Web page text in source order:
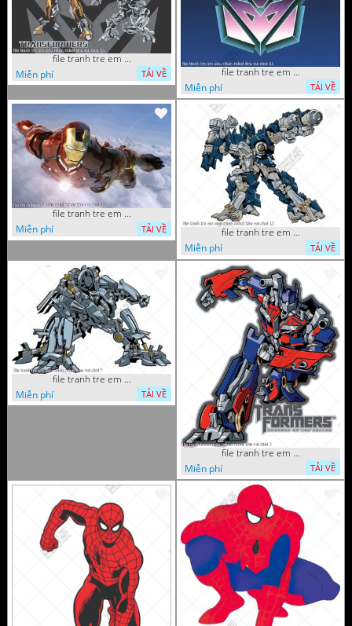
file tranh tre em sieu nhan robot khu vui choi 55
Miễn phí
TẢI VỀ
file tranh tre em sieu nhan robot khu vui choi 51
Miễn phí
TẢI VỀ
file tranh tre em sieu nhan robot khu vui choi 18
Miễn phí
TẢI VỀ
file tranh tre em sieu nhan robot khu vui choi 13
Miễn phí
TẢI VỀ
file tranh tre em sieu nhan robot khu vui choi 7
Miễn phí
TẢI VỀ
file tranh tre em sieu nhan robot khu vui choi 2
Miễn phí
TẢI VỀ